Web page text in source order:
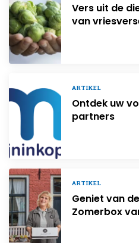
Vers uit de
van
ARTIKEL
Ontdek uw
partners
ARTIKEL
Geniet van
Zomerbox